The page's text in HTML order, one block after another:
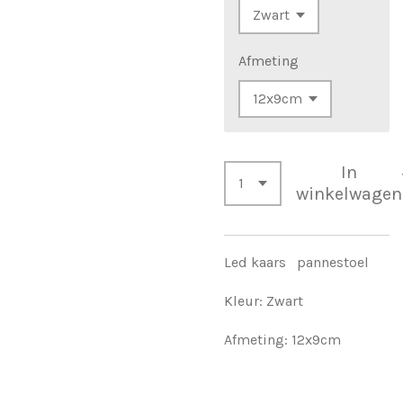
Afmeting
In
winkelwagen
Led kaars pannestoel
Kleur: Zwart
Afmeting: 12x9cm